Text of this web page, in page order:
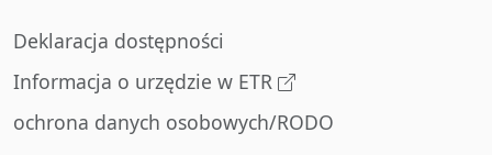
Deklaracja dostępności
Informacja o urzędzie w ETR
ochrona danych osobowych/RODO